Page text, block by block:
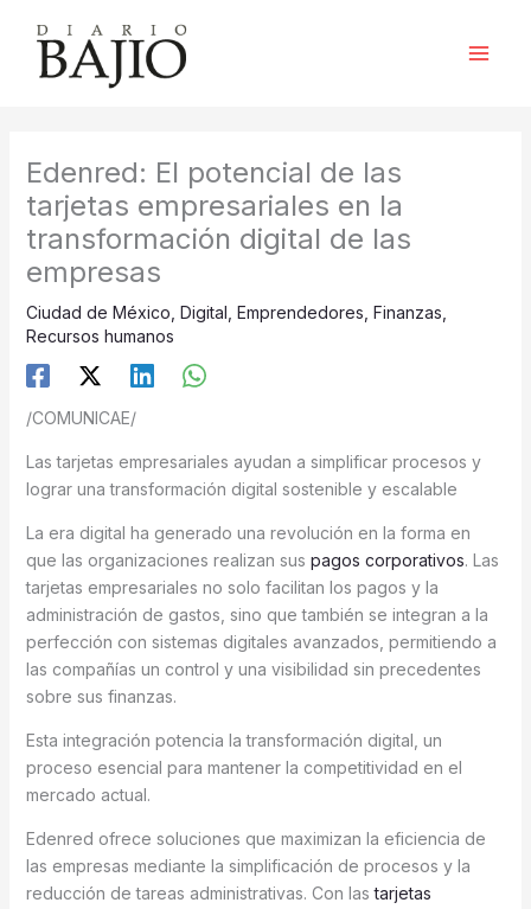
contenido
Edenred: El potencial de las
tarjetas empresariales en la
transformación digital de las
empresas
Ciudad de México Digital Emprendedores Finanzas
Recursos humanos
/COMUNICAE/
Las tarjetas empresariales ayudan a simplificar procesos y
lograr una transformación digital sostenible y escalable
La era digital ha generado una revolución en la forma en
que las organizaciones realizan sus pagos corporativos. Las
tarjetas empresariales no solo facilitan los pagos y la
administración de gastos, sino que también se integran a la
perfección con sistemas digitales avanzados, permitiendo a
las compañías un control y una visibilidad sin precedentes
sobre sus finanzas.
Esta integración potencia la transformación digital, un
proceso esencial para mantener la competitividad en el
mercado actual.
Edenred ofrece soluciones que maximizan la eficiencia de
las empresas mediante la simplificación de procesos y la
reducción de tareas administrativas. Con lastarjetas